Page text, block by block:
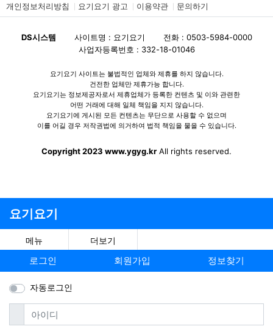
개인정보처리방침 요기요기 광고 이용약관 문의하기
DS시스템 사이트명 : 요기요기
전화 : 0503-5984-0000
사업자등록번호 : 332-18-01046
요기요기 사이트는 불법적인 업체와 제휴를 하지 않습니다.
건전한 업체만 제휴가능 합니다.
요기요기는 정보제공자로서 제휴업체가 등록한 컨텐츠 및 이와 관련한
어떤 거래에 대해 일체 책임을 지지 않습니다.
요기요기에 게시된 모든 컨텐츠는 무단으로 사용할 수 없으며
이를 어길 경우 저작권법에 의거하여 법적 책임을 물을 수 있습니다.
Copyright 2023 www.ygyg.kr All rights reserved.
요기요기
메뉴 더보기
로그인 회원가입 정보찾기
자동로그인
아이디필수